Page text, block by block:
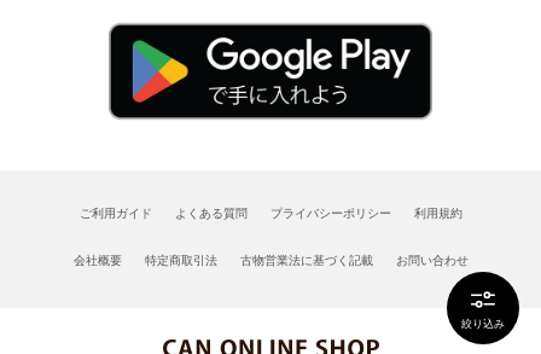
絞り込み
ご利用ガイド よくある質問 プライバシーポリシー 利用規約
会社概要 特定商取引法 古物営業法に基づく記載 お問い合わせ